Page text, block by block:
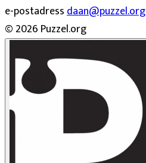
e-postadressdaan@puzzel.org
© 2026 Puzzel.org